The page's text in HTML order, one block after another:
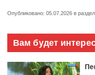
Опубликовано: 05.07.2026 в
Вам будет